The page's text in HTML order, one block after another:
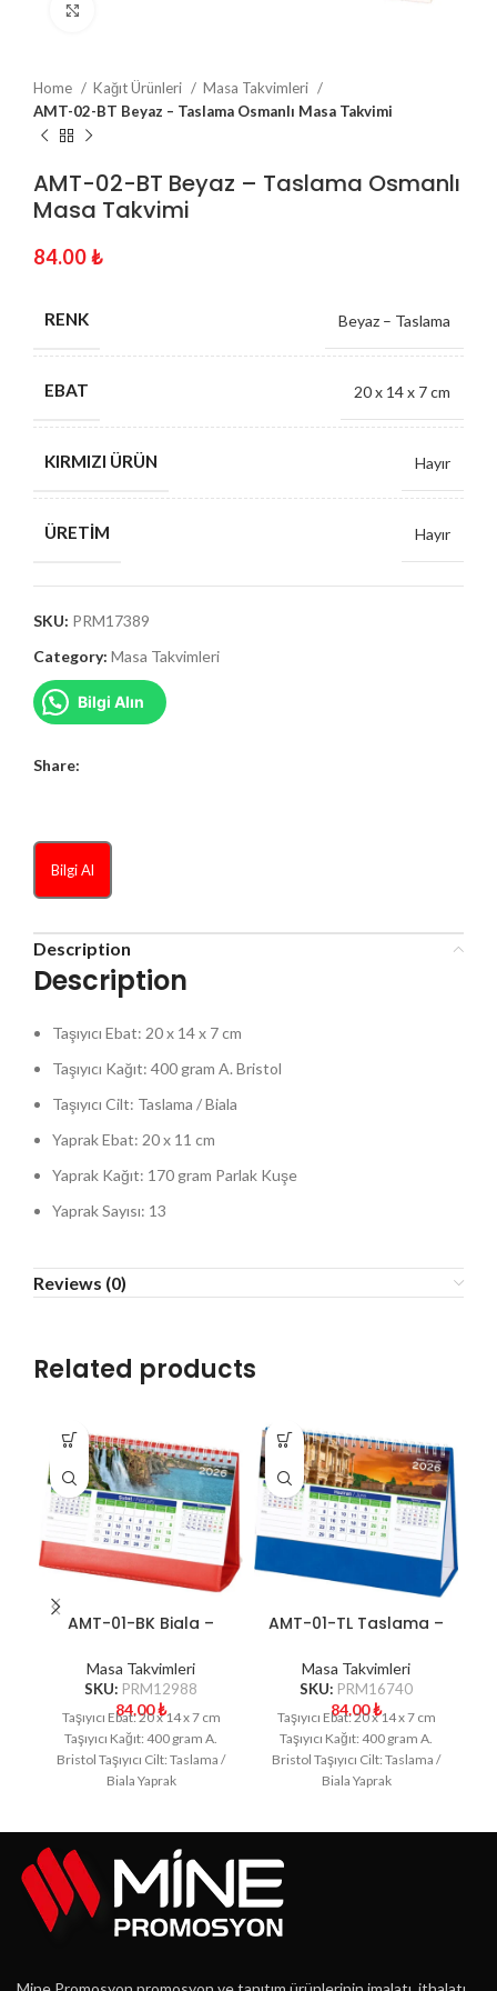
Home Kağıt Ürünleri
Masa Takvimleri
AMT-02-BT Beyaz – Taslama Osmanlı Masa Takvimi
AMT-02-BT Beyaz – Taslama Osmanlı
Masa Takvimi
84.00₺
RENK Beyaz – Taslama
EBAT 20 x 14 x 7 cm
KIRMIZI ÜRÜN Hayır
ÜRETIM Hayır
SKU: PRM17389
Category: Masa Takvimleri
Bilgi Alın
Share:
Bilgi Al
Description
Description
Taşıyıcı Ebat: 20 x 14 x 7 cm
Taşıyıcı Kağıt: 400 gram A. Bristol
Taşıyıcı Cilt: Taslama / Biala
Yaprak Ebat: 20 x 11 cm
Yaprak Kağıt: 170 gram Parlak Kuşe
Yaprak Sayısı: 13
Reviews (0)
Related products
AMT-01-BK Biala –
Takvimi
Masa Takvimleri
SKU: PRM12988
84.00₺
Taşıyıcı Ebat: 20 x 14 x 7 cm
Taşıyıcı Kağıt: 400 gram A.
Bristol Taşıyıcı Cilt: Taslama /
Biala Yaprak
AMT-01-TL Taslama –
Masa Takvimi
Masa Takvimleri
SKU: PRM16740
84.00₺
Taşıyıcı Ebat: 20 x 14 x 7 cm
Taşıyıcı Kağıt: 400 gram A.
Bristol Taşıyıcı Cilt: Taslama /
Biala Yaprak